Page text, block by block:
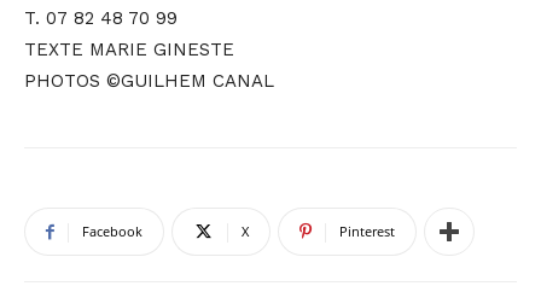
T. 07 82 48 70 99
TEXTE MARIE GINESTE
PHOTOS ©GUILHEM CANAL
Facebook X Pinterest